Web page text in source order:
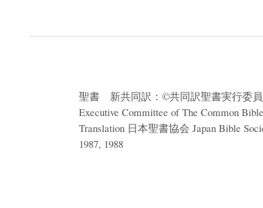
聖書 新共同訳：©共同訳聖書実行委
Executive Committee of The Common Bible
Translation 日本聖書協会 Japan Bible
1987, 1988